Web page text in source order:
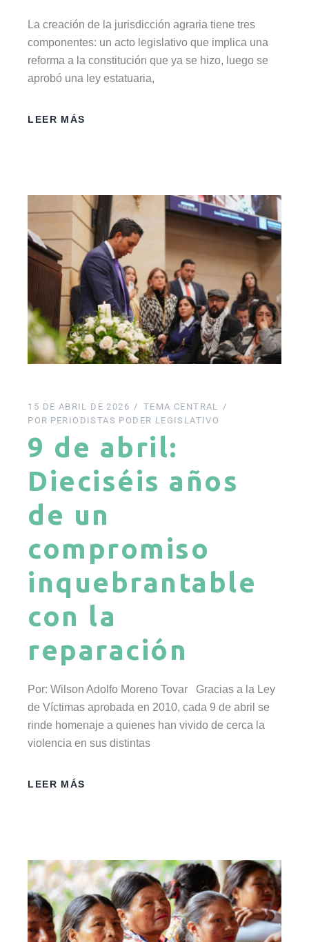
La creación de la jurisdicción agraria tiene tres
componentes: un acto legislativo que implica una
reforma a la constitución que ya se hizo, luego se
aprobó una ley estatuaria,
LEER MÁS
15 DE ABRIL DE 2026
TEMA CENTRAL
POR PERIODISTAS PODER LEGISLATIVO
9 de abril:
Dieciséis años
de un
compromiso
inquebrantable
con la
reparación
Por: Wilson Adolfo Moreno Tovar Gracias a la Ley
de Víctimas aprobada en 2010, cada 9 de abril se
rinde homenaje a quienes han vivido de cerca la
violencia en sus distintas
LEER MÁS